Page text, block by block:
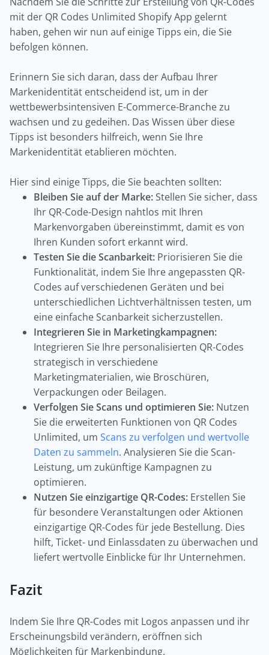
mit der QR Codes Unlimited Shopify App gelernt
haben, gehen wir nun auf einige Tipps ein, die Sie
befolgen können.
Erinnern Sie sich daran, dass der Aufbau Ihrer
Markenidentität entscheidend ist, um in der
wettbewerbsintensiven E-Commerce-Branche zu
wachsen und zu gedeihen. Das Wissen über diese
Tipps ist besonders hilfreich, wenn Sie Ihre
Markenidentität etablieren möchten.
Hier sind einige Tipps, die Sie beachten sollten:
Bleiben Sie auf der Marke: Stellen Sie sicher, dass
Ihr QR-Code-Design nahtlos mit Ihren
Markenvorgaben übereinstimmt, damit es von
Ihren Kunden sofort erkannt wird.
Testen Sie die Scanbarkeit: Priorisieren Sie die
Funktionalität, indem Sie Ihre angepassten QR-
Codes auf verschiedenen Geräten und bei
unterschiedlichen Lichtverhältnissen testen, um
eine einfache Scanbarkeit sicherzustellen.
Integrieren Sie in Marketingkampagnen:
Integrieren Sie Ihre personalisierten QR-Codes
strategisch in verschiedene
Marketingmaterialien, wie Broschüren,
Verpackungen oder Beilagen.
Verfolgen Sie Scans und optimieren Sie: Nutzen
Sie die erweiterten Funktionen von QR Codes
Unlimited, um Scans zu verfolgen und wertvolle
Daten zu sammeln. Analysieren Sie die Scan-
Leistung, um zukünftige Kampagnen zu
optimieren.
Nutzen Sie einzigartige QR-Codes: Erstellen Sie
für besondere Veranstaltungen oder Aktionen
einzigartige QR-Codes für jede Bestellung. Dies
hilft, Ticket- und Einlassdaten zu überwachen und
liefert wertvolle Einblicke für Ihr Unternehmen.
Fazit
Indem Sie Ihre QR-Codes mit Logos anpassen und ihr
Erscheinungsbild verändern, eröffnen sich
Möglichkeiten für Markenbindung.